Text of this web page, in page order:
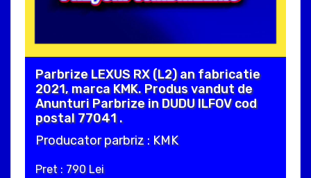
Parbrize LEXUS RX (L2) an fabricatie
2021, marca KMK. Produs vandut de
Anunturi Parbrize in DUDU ILFOV cod
postal 77041 .
Producator parbriz : KMK
Pret : 790 Lei